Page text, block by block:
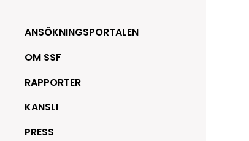
ANSÖKNINGSPORTALEN
OM SSF
RAPPORTER
KANSLI
PRESS